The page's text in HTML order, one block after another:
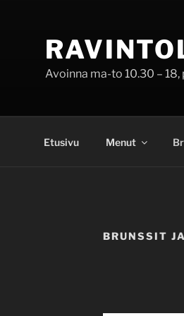
Avoinna ma-to 10.30 – 18,
Etusivu Menut
BRUNSSIT